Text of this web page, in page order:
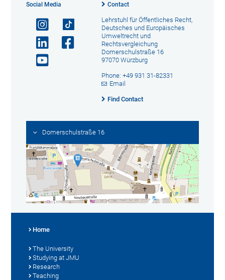
Social Media Contact
Lehrstuhl für Öffentliches Recht,
Deutsches und Europäisches
Umweltrecht und
Rechtsvergleichung
Domerschulstraße 16
97070 Würzburg
Phone: +49 931 31-82331
Email
Find Contact
Domerschulstraße 16
Home
The University
Studying at JMU
Research
Teaching